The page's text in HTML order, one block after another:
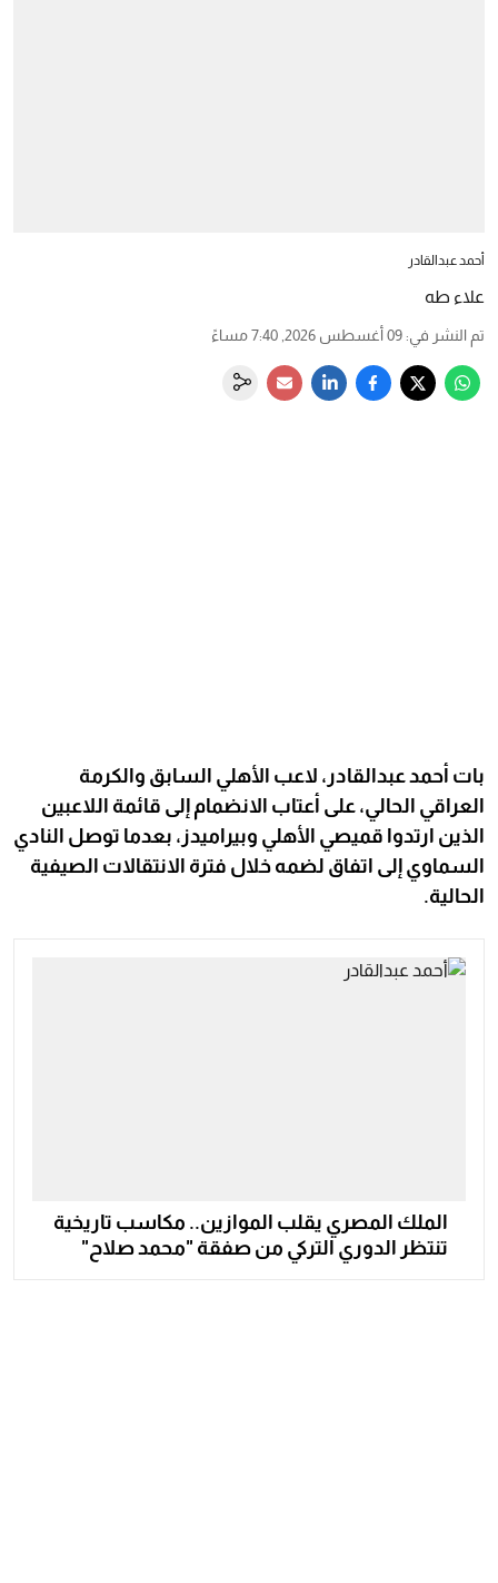
أحمد عبدالقادر
علاء طه
تم النشر في: 09 أغسطس 2026, 7:40 مساءً
بات أحمد عبدالقادر، لاعب الأهلي السابق والكرمة
العراقي الحالي، على أعتاب الانضمام إلى قائمة اللاعبين
الذين ارتدوا قميصي الأهلي وبيراميدز، بعدما توصل النادي
السماوي إلى اتفاق لضمه خلال فترة الانتقالات الصيفية
الحالية.
الملك المصري يقلب الموازين.. مكاسب تاريخية
تنتظر الدوري التركي من صفقة "محمد صلاح"